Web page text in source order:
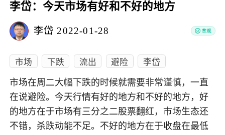
李岱：今天市场有好和不好的地方
李岱 2022-01-28
市场 下跌 流出 避险 李岱
市场在周二大幅下跌的时候就需要非常谨慎，一直
在说避险。今天行情有好的地方和不好的地方，好
的地方在于市场有三分之二股票翻红，市场生态还
不错，杀跌动能不足。不好的地方在于收盘在最低